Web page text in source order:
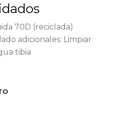
70D (reciclada)
adicionales: Limpiar
tibia